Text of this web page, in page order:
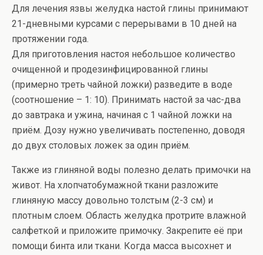
Для лечения язвы желудка настой глины принимают
21-дневными курсами с перерывами в 10 дней на
протяжении года.
Для приготовления настоя небольшое количество
очищенной и продезинфицированной глины
(примерно треть чайной ложки) разведите в воде
(соотношение – 1: 10). Принимать настой за час-два
до завтрака и ужина, начиная с 1 чайной ложки на
приём. Дозу нужно увеличивать постепенно, доводя
до двух столовых ложек за один приём.
Также из глиняной воды полезно делать примочки на
живот. На хлопчатобумажной ткани разложите
глиняную массу довольно толстым (2-3 см) и
плотным слоем. Область желудка протрите влажной
салфеткой и приложите примочку. Закрепите её при
помощи бинта или ткани. Когда масса высохнет и